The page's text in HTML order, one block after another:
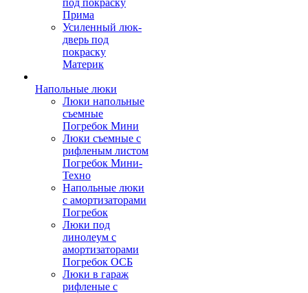
под покраску
Прима
Усиленный люк-
дверь под
покраску
Материк
Напольные люки
Люки напольные
съемные
Погребок Мини
Люки съемные с
рифленым листом
Погребок Мини-
Техно
Напольные люки
с амортизаторами
Погребок
Люки под
линолеум с
амортизаторами
Погребок ОСБ
Люки в гараж
рифленые с